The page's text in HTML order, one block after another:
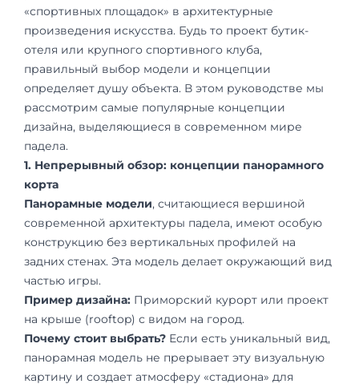
«спортивных площадок» в архитектурные
произведения искусства. Будь то проект бутик-
отеля или крупного спортивного клуба,
правильный выбор модели и концепции
определяет душу объекта. В этом руководстве мы
рассмотрим самые популярные концепции
дизайна, выделяющиеся в современном мире
падела.
1. Непрерывный обзор: концепции панорамного
корта
Панорамные модели, считающиеся вершиной
современной архитектуры падела, имеют особую
конструкцию без вертикальных профилей на
задних стенах. Эта модель делает окружающий вид
частью игры.
Пример дизайна: Приморский курорт или проект
на крыше (rooftop) с видом на город.
Почему стоит выбрать? Если есть уникальный вид,
панорамная модель не прерывает эту визуальную
картину и создает атмосферу «стадиона» для